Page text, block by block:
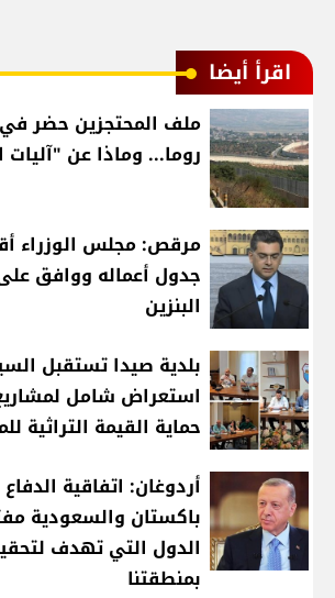
اقرأ أيضا
ملف المحتجزين حضر
روما... وماذا عن
مرقص: مجلس الوزراء
جدول أعماله ووافق
البنزين
بلدية صيدا تستقبل
استعراض شامل
حماية القيمة التراثية
أردوغان: اتفاقية
باكستان والسعودية
الدول التي تهدف
بمنطقتنا